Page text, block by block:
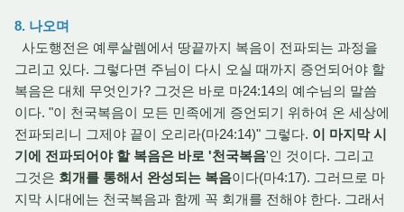
8. 나오며
사도행전은 예루살렘에서 땅끝까지 복음이 전파되는 과정을
그리고 있다. 그렇다면 주님이 다시 오실 때까지 증언되어야 할
복음은 대체 무엇인가? 그것은 바로 마24:14의 예수님의 말씀
이다. "이 천국복음이 모든 민족에게 증언되기 위하여 온 세상에
전파되리니 그제야 끝이 오리라(마24:14)" 그렇다. 이 마지막 시
기에 전파되어야 할 복음은 바로 '천국복음'인 것이다. 그리고
그것은 회개를 통해서 완성되는 복음이다(마4:17). 그러므로 마
지막 시대에는 천국복음과 함께 꼭 회개를 전해야 한다. 그래서